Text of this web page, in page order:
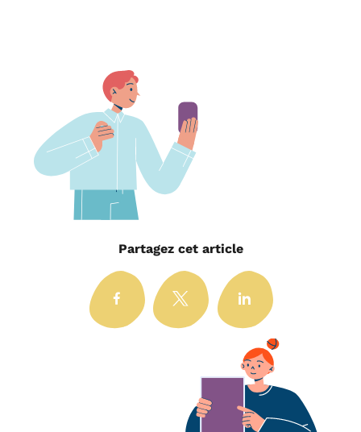
Partagez cet article